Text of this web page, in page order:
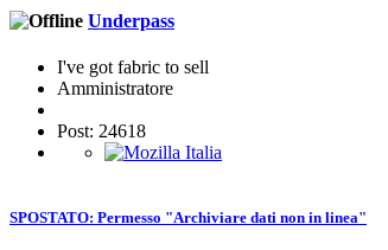
Underpass
I've got fabric to sell
Amministratore
Post: 24618
SPOSTATO: Permesso "Archiviare dati non in linea"